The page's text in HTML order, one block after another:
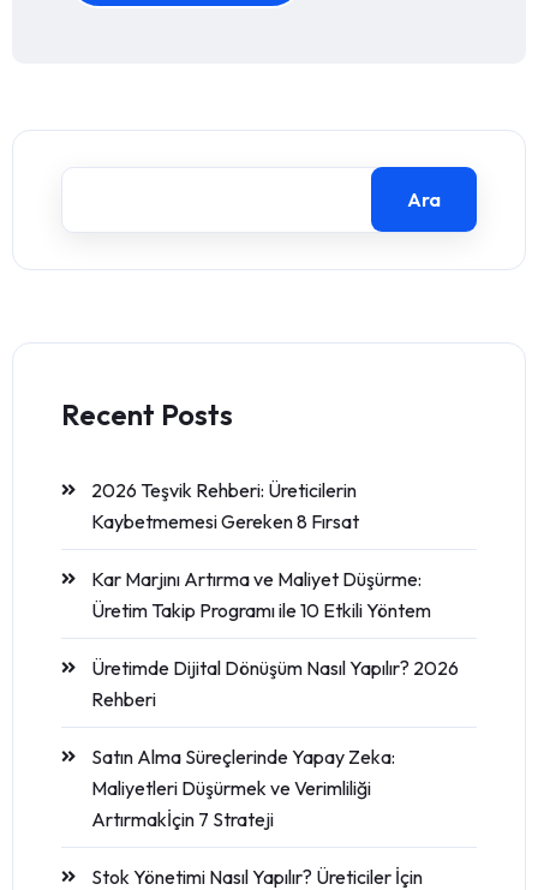
Ara
Recent Posts
2026 Teşvik Rehberi: Üreticilerin
Kaybetmemesi Gereken 8 Fırsat
Kar Marjını Artırma ve Maliyet Düşürme:
Üretim Takip Programı ile 10 Etkili Yöntem
Üretimde Dijital Dönüşüm Nasıl Yapılır? 2026
Rehberi
Satın Alma Süreçlerinde Yapay Zeka:
Maliyetleri Düşürmek ve Verimliliği
Artırmakİçin 7 Strateji
Stok Yönetimi Nasıl Yapılır? Üreticiler İçin